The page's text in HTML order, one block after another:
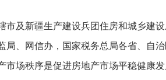
市及新疆生产建设兵团住房和城乡建
局、网信办，国家税务总局各省、自
市场秩序是促进房地产市场平稳健康